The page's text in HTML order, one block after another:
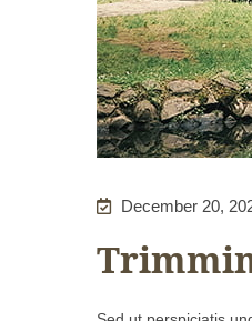
December 20,